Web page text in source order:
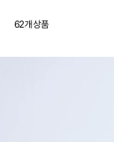
62개 상품